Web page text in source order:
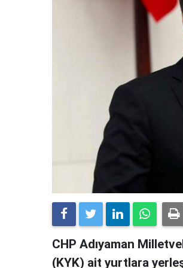
CHP Adıyaman
(KYK) ait yurtlara